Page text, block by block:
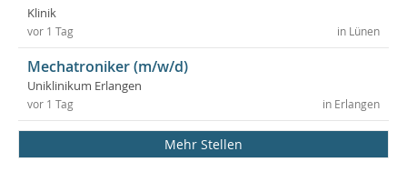
Klinik
in Lünen
vor 1 Tag
Mechatroniker (m/w/d)
Uniklinikum Erlangen
in Erlangen
vor 1 Tag
Mehr Stellen